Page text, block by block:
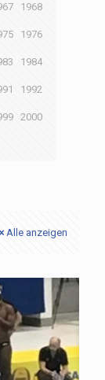
1968
1976
1984
1992
2000
Alle anzeigen